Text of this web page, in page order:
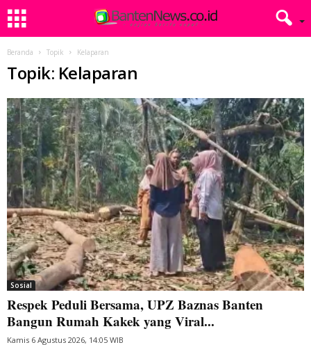
Beranda Topik Kelaparan
Topik: Kelaparan
Sosial
Respek Peduli Bersama, UPZ Baznas Banten
Bangun Rumah Kakek yang Viral...
Kamis 6 Agustus 2026, 14:05 WIB